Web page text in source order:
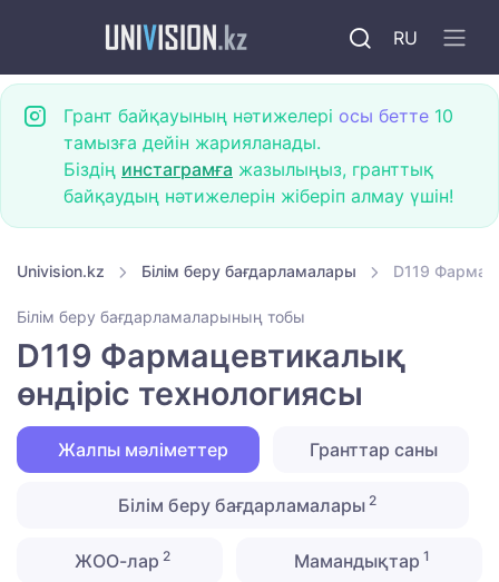
RU
Грант байқауының нәтижелері осы бетте 10
тамызға дейін жарияланады.
Біздің инстаграмға жазылыңыз, гранттық
байқаудың нәтижелерін жіберіп алмау үшін!
Univision.kz Білім беру бағдарламалары D119
Білім беру бағдарламаларының тобы
D119 Фармацевтикалық
өндіріс технологиясы
Жалпы мәліметтер Гранттар саны
Білім беру бағдарламалары 2
ЖОО-лар 2 Мамандықтар 1